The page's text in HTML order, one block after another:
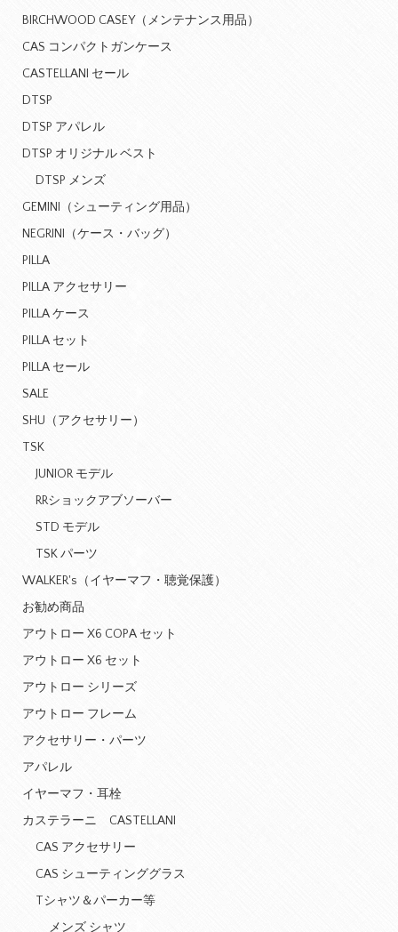
BIRCHWOOD CASEY（メンテナンス用品）
CAS コンパクトガンケース
CASTELLANI セール
DTSP
DTSP アパレル
DTSP オリジナル ベスト
DTSP メンズ
GEMINI（シューティング用品）
NEGRINI（ケース・バッグ）
PILLA
PILLA アクセサリー
PILLA ケース
PILLA セット
PILLA セール
SALE
SHU（アクセサリー）
TSK
JUNIOR モデル
RRショックアブソーバー
STD モデル
TSK パーツ
WALKER's（イヤーマフ・聴覚保護）
お勧め商品
アウトロー X6 COPA セット
アウトロー X6 セット
アウトロー シリーズ
アウトロー フレーム
アクセサリー・パーツ
アパレル
イヤーマフ・耳栓
カステラーニ CASTELLANI
CAS アクセサリー
CAS シューティンググラス
Tシャツ＆パーカー等
メンズ シャツ